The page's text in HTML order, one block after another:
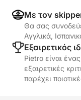
Με τον
Θα σας
Αγγλικά,
Εξαιρετικός
Pietro είναι
εξαιρετικές
παρέχει